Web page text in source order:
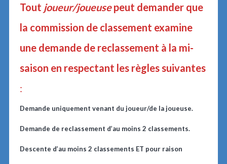
Tout joueur/joueusepeut demander que
la commission de classement examine
une demande de reclassement à la mi-
saison en respectant les règles suivantes
:
Demande uniquement venant du joueur/de la joueuse.
Demande de reclassement d’au moins 2 classements.
Descente d’au moins 2 classements ET pour raison